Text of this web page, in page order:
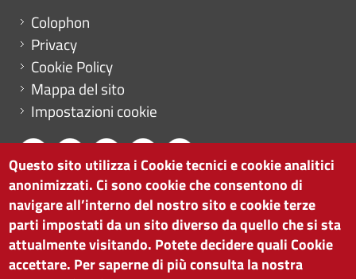
Menu footer
Colophon
Privacy
Cookie Policy
Mappa del sito
Impostazioni cookie
CAMERA DI COMMERCIO DI BOLZANO
via Alto Adige 60 | I-39100 Bolzano
tel. 0471 945 511 |info@camcom.bz.it
Partita IVA: 00376420212
Questo sito utilizza i Cookie tecnici e cookie analitici
anonimizzati. Ci sono cookie che consentono di
navigare all’interno del nostro sito e cookie terze
parti impostati da un sito diverso da quello che si sta
attualmente visitando. Potete decidere quali Cookie
accettare. Per saperne di più consulta la nostra